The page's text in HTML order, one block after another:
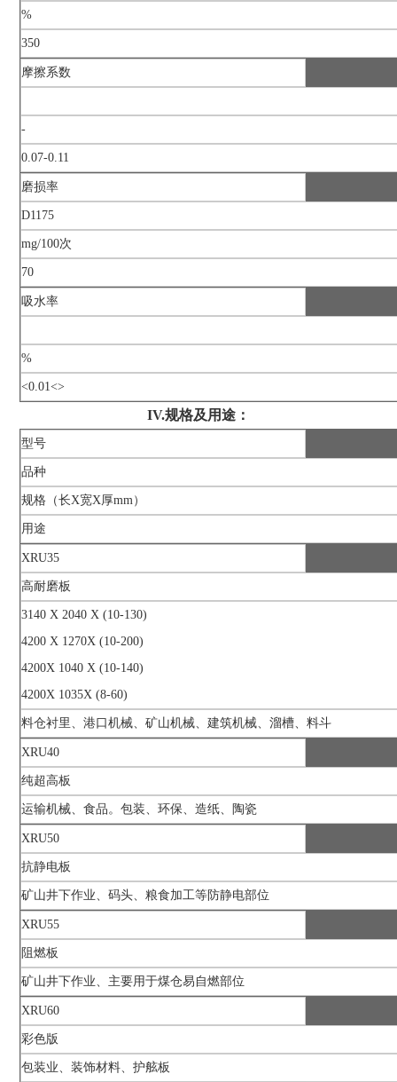
%
350
摩擦系数
-
0.07-0.11
磨损率
D1175
mg/100次
70
吸水率
%
<0.01<>
IV.规格及用途：
型号
品种
规格（长X宽X厚mm）
用途
XRU35
高耐磨板
3140 X 2040 X (10-130)
4200 X 1270X (10-200)
4200X 1040 X (10-140)
4200X 1035X (8-60)
料仓衬里、港口机械、矿山机械、建筑机械、溜槽、料斗
XRU40
纯超高板
运输机械、食品。包装、环保、造纸、陶瓷
XRU50
抗静电板
矿山井下作业、码头、粮食加工等防静电部位
XRU55
阻燃板
矿山井下作业、主要用于煤仓易自燃部位
XRU60
彩色版
包装业、装饰材料、护舷板